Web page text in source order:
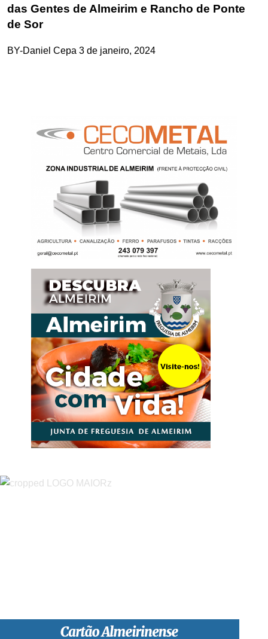
das Gentes de Almeirim e Rancho de Ponte
de Sor
BY-Daniel Cepa 3 de janeiro, 2024